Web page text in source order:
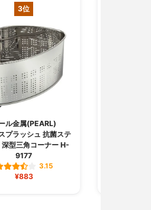
3位
ル金属(PEARL)
プラッシュ 抗菌ステ
深型三角コーナー H-
9177
3.15
¥883